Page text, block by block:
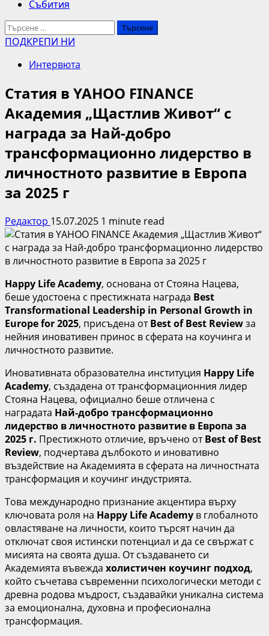
Събития
Търсене
за:
ПОДКРЕПИ НИ
Интервюта
Статия в YAHOO FINANCE
Академия „Щастлив Живот“ с
награда за Най-добро
трансформационно лидерство в
личностното развитие в Европа
за 2025 г
Редактор 15.07.2025 1 minute read
Happy Life Academy, основана от Стояна Нацева,
беше удостоена с престижната награда Best
Transformational Leadership in Personal Growth in
Europe for 2025, присъдена отBest of Best Reviewза
нейния иновативен принос в сферата на коучинга и
личностното развитие.
Иновативната образователна институция Happy Life
Academy, създадена от трансформационния лидер
Стояна Нацева, официално беше отличена с
наградата Най-добро трансформационно
лидерство в личностното развитие в Европа за
2025 г. Престижното отличие, връчено отBest of Best
Review, подчертава дълбокото и иновативно
въздействие на Академията в сферата на личностната
трансформация и коучинг индустрията.
Това международно признание акцентира върху
ключовата роля на Happy Life Academy в глобалното
овластяване на личности, които търсят начин да
отключат своя истински потенциал и да се свържат с
мисията на своята душа. От създаването си
Академията въвежда холистичен коучинг подход,
който съчетава съвременни психологически методи с
древна родова мъдрост, създавайки уникална система
за емоционална, духовна и професионална
трансформация.